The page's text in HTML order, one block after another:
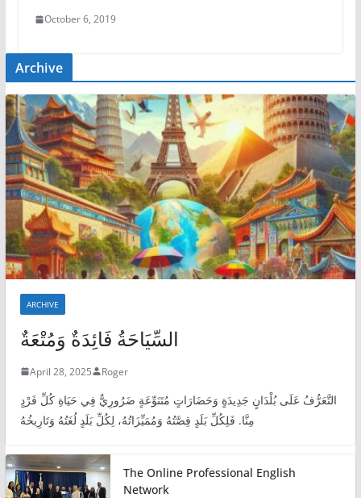
October 6, 2019
Archive
ARCHIVE
السِّيَاحَةُ فَائِدَةٌ وَمُتْعَةٌ
April 28, 2025 Roger
التَّعَرُّفُ عَلَى بُلْدَانٍ جَدِيدَةٍ وَحَضَارَاتٍ مُتَنَوِّعَةٍ ضَرُورِيٌّ فِي حَيَاةِ كُلِّ فَرْدٍ
مِنَّا. فَلِكُلِّ بَلَدٍ قِصَّتُهُ وَمُمَيِّزَاتُهُ، لِكُلِّ بَلَدٍ لُغَتُهُ وَتَارِيخُهُ
The Online Professional English
Network